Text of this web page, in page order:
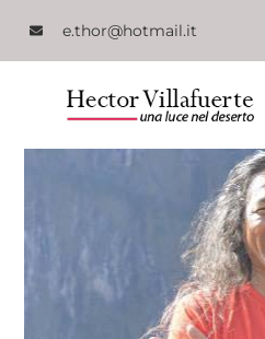
e.thor@hotmail.it